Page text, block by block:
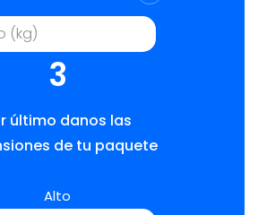
3
último danos las
de tu paquete
Alto